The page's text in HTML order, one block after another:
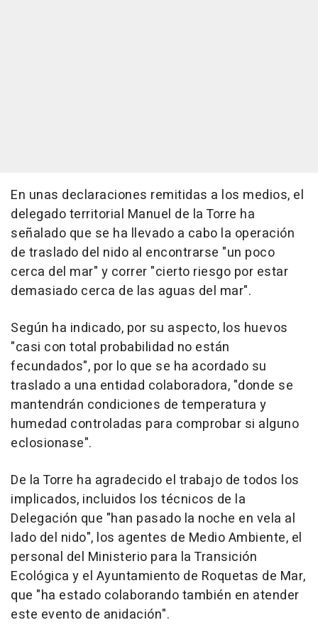
En unas declaraciones remitidas a los medios, el
delegado territorial Manuel de la Torre ha
señalado que se ha llevado a cabo la operación
de traslado del nido al encontrarse "un poco
cerca del mar" y correr "cierto riesgo por estar
demasiado cerca de las aguas del mar".
Según ha indicado, por su aspecto, los huevos
"casi con total probabilidad no están
fecundados", por lo que se ha acordado su
traslado a una entidad colaboradora, "donde se
mantendrán condiciones de temperatura y
humedad controladas para comprobar si alguno
eclosionase".
De la Torre ha agradecido el trabajo de todos los
implicados, incluidos los técnicos de la
Delegación que "han pasado la noche en vela al
lado del nido", los agentes de Medio Ambiente, el
personal del Ministerio para la Transición
Ecológica y el Ayuntamiento de Roquetas de Mar,
que "ha estado colaborando también en atender
este evento de anidación".